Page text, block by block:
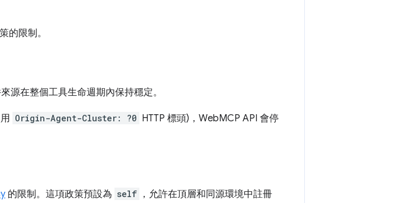
的限制。
源在整個工具生命週期內保持穩定。
Origin-Agent-Cluster: ?0 HTTP 標頭)，WebMCP API 會停
的限制。這項政策預設為 self ，允許在頂層和同源環境中註冊